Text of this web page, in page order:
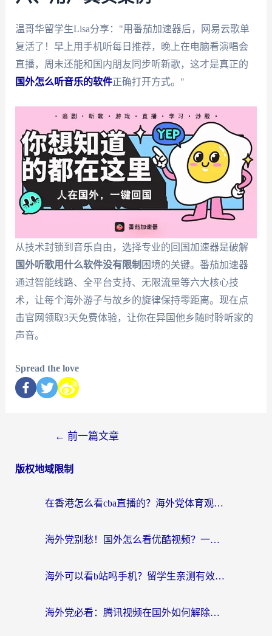
温哥华留学生Lisa分享："用番茄加速器后，网易云歌单
复活了！早上用手机听每日推荐，晚上在电脑看演唱会
直播，周末还能和国内朋友同步听新歌，这才是真正的
国外怎么听音乐的软件正确打开方式。"
从技术封锁到音乐自由，选择专业的回国加速器是破解
国外听歌用什么软件没有限制 困境的关键。番茄加速器
通过智能线路、全平台支持、无限流量等六大核心技
术，让每个海外游子与故乡的旋律保持零距离。现在点
击官网领取3天免费体验，让你在异国他乡随时聆听家的
声音。
Spread the love
← 前一篇文章
版权地域限制
在香港怎么看cba直播的？海外党体育观赛终极指南：告别版权限制，畅享中文解说
海外党别愁！国外怎么看优酷视频？一招解决追剧、看直播难题
海外可以看b站吗手机？留学生亲测有效的回国加速指南
海外党必看：腾讯视频在国外如何解除地域限制？附优酷咪咕使用指南